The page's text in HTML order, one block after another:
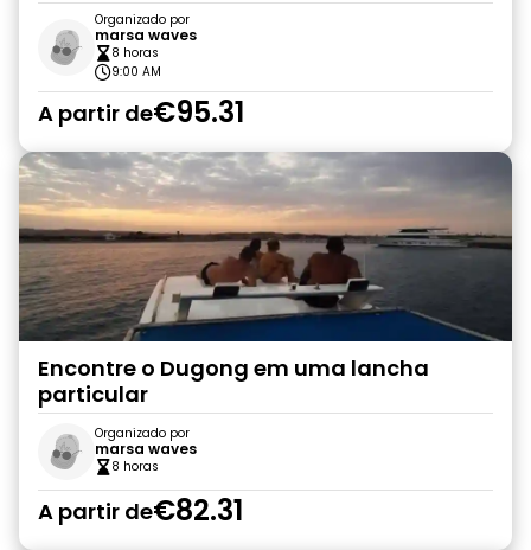
Organizado por
marsa waves
8 horas
9:00 AM
A partir de€95.31
Encontre o Dugong em uma lancha
particular
Organizado por
marsa waves
8 horas
A partir de€82.31